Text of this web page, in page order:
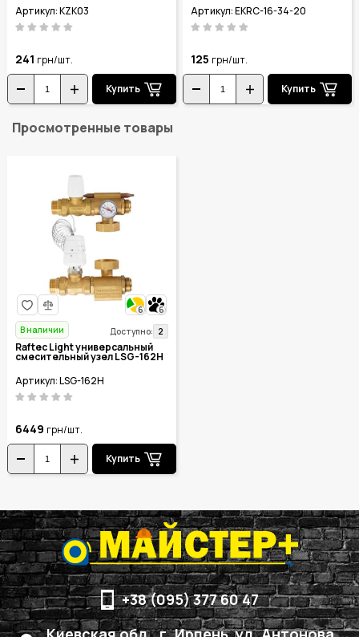
Артикул: KZK03
241 грн/шт.
Купить
Артикул: EKRC-16-34-20
125 грн/шт.
Купить
Просмотренные товары
6
6
В наличии
Доступно: 2
Raftec Light универсальный
смесительный узел LSG-162H
Артикул: LSG-162H
6449 грн/шт.
Купить
+38 (095) 377 60 47